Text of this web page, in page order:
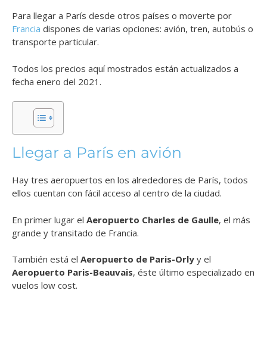
Para llegar a París desde otros países o moverte por
Francia dispones de varias opciones: avión, tren, autobús o
transporte particular.
Todos los precios aquí mostrados están actualizados a
fecha enero del 2021.
Llegar a París en avión
Hay tres aeropuertos en los alrededores de París, todos
ellos cuentan con fácil acceso al centro de la ciudad.
En primer lugar el Aeropuerto Charles de Gaulle, el más
grande y transitado de Francia.
También está el Aeropuerto de Paris-Orly y el
Aeropuerto Paris-Beauvais, éste último especializado en
vuelos low cost.